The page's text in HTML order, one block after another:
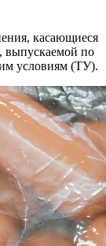
касающиеся
выпускаемой по
условиям (ТУ).